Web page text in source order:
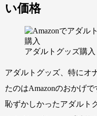
い価格
アダルトグッズ購入
アダルトグッズ、特にオ
たのはAmazonのおかげ
恥ずかしかったアダルト